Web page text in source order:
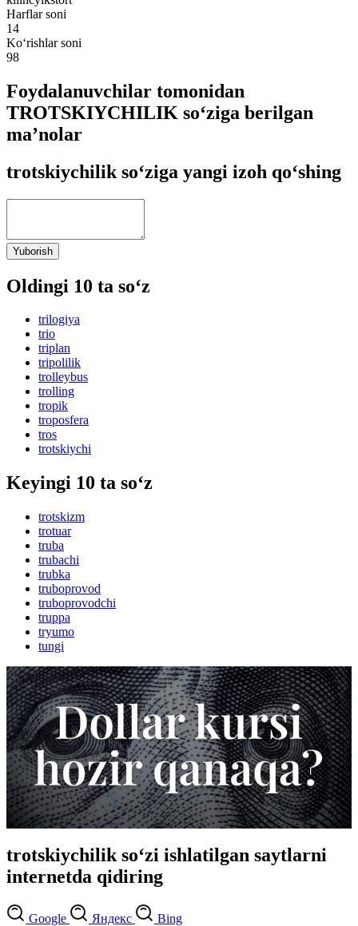
Harflar soni
14
Ko‘rishlar soni
98
Foydalanuvchilar tomonidan
TROTSKIYCHILIK so‘ziga berilgan
ma’nolar
trotskiychilik so‘ziga yangi izoh qo‘shing
Yuborish
Oldingi 10 ta so‘z
trilogiya
trio
triplan
tripolilik
trolleybus
trolling
tropik
troposfera
tros
trotskiychi
Keyingi 10 ta so‘z
trotskizm
trotuar
truba
trubachi
trubka
truboprovod
truboprovodchi
truppa
tryumo
tungi
trotskiychilik so‘zi ishlatilgan saytlarni
internetda qidiring
Google Яндекс Bing